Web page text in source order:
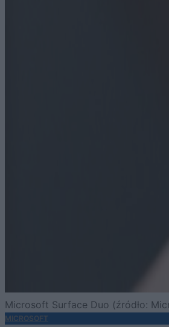
Microsoft Surface Duo (źródło:
MICROSOFT